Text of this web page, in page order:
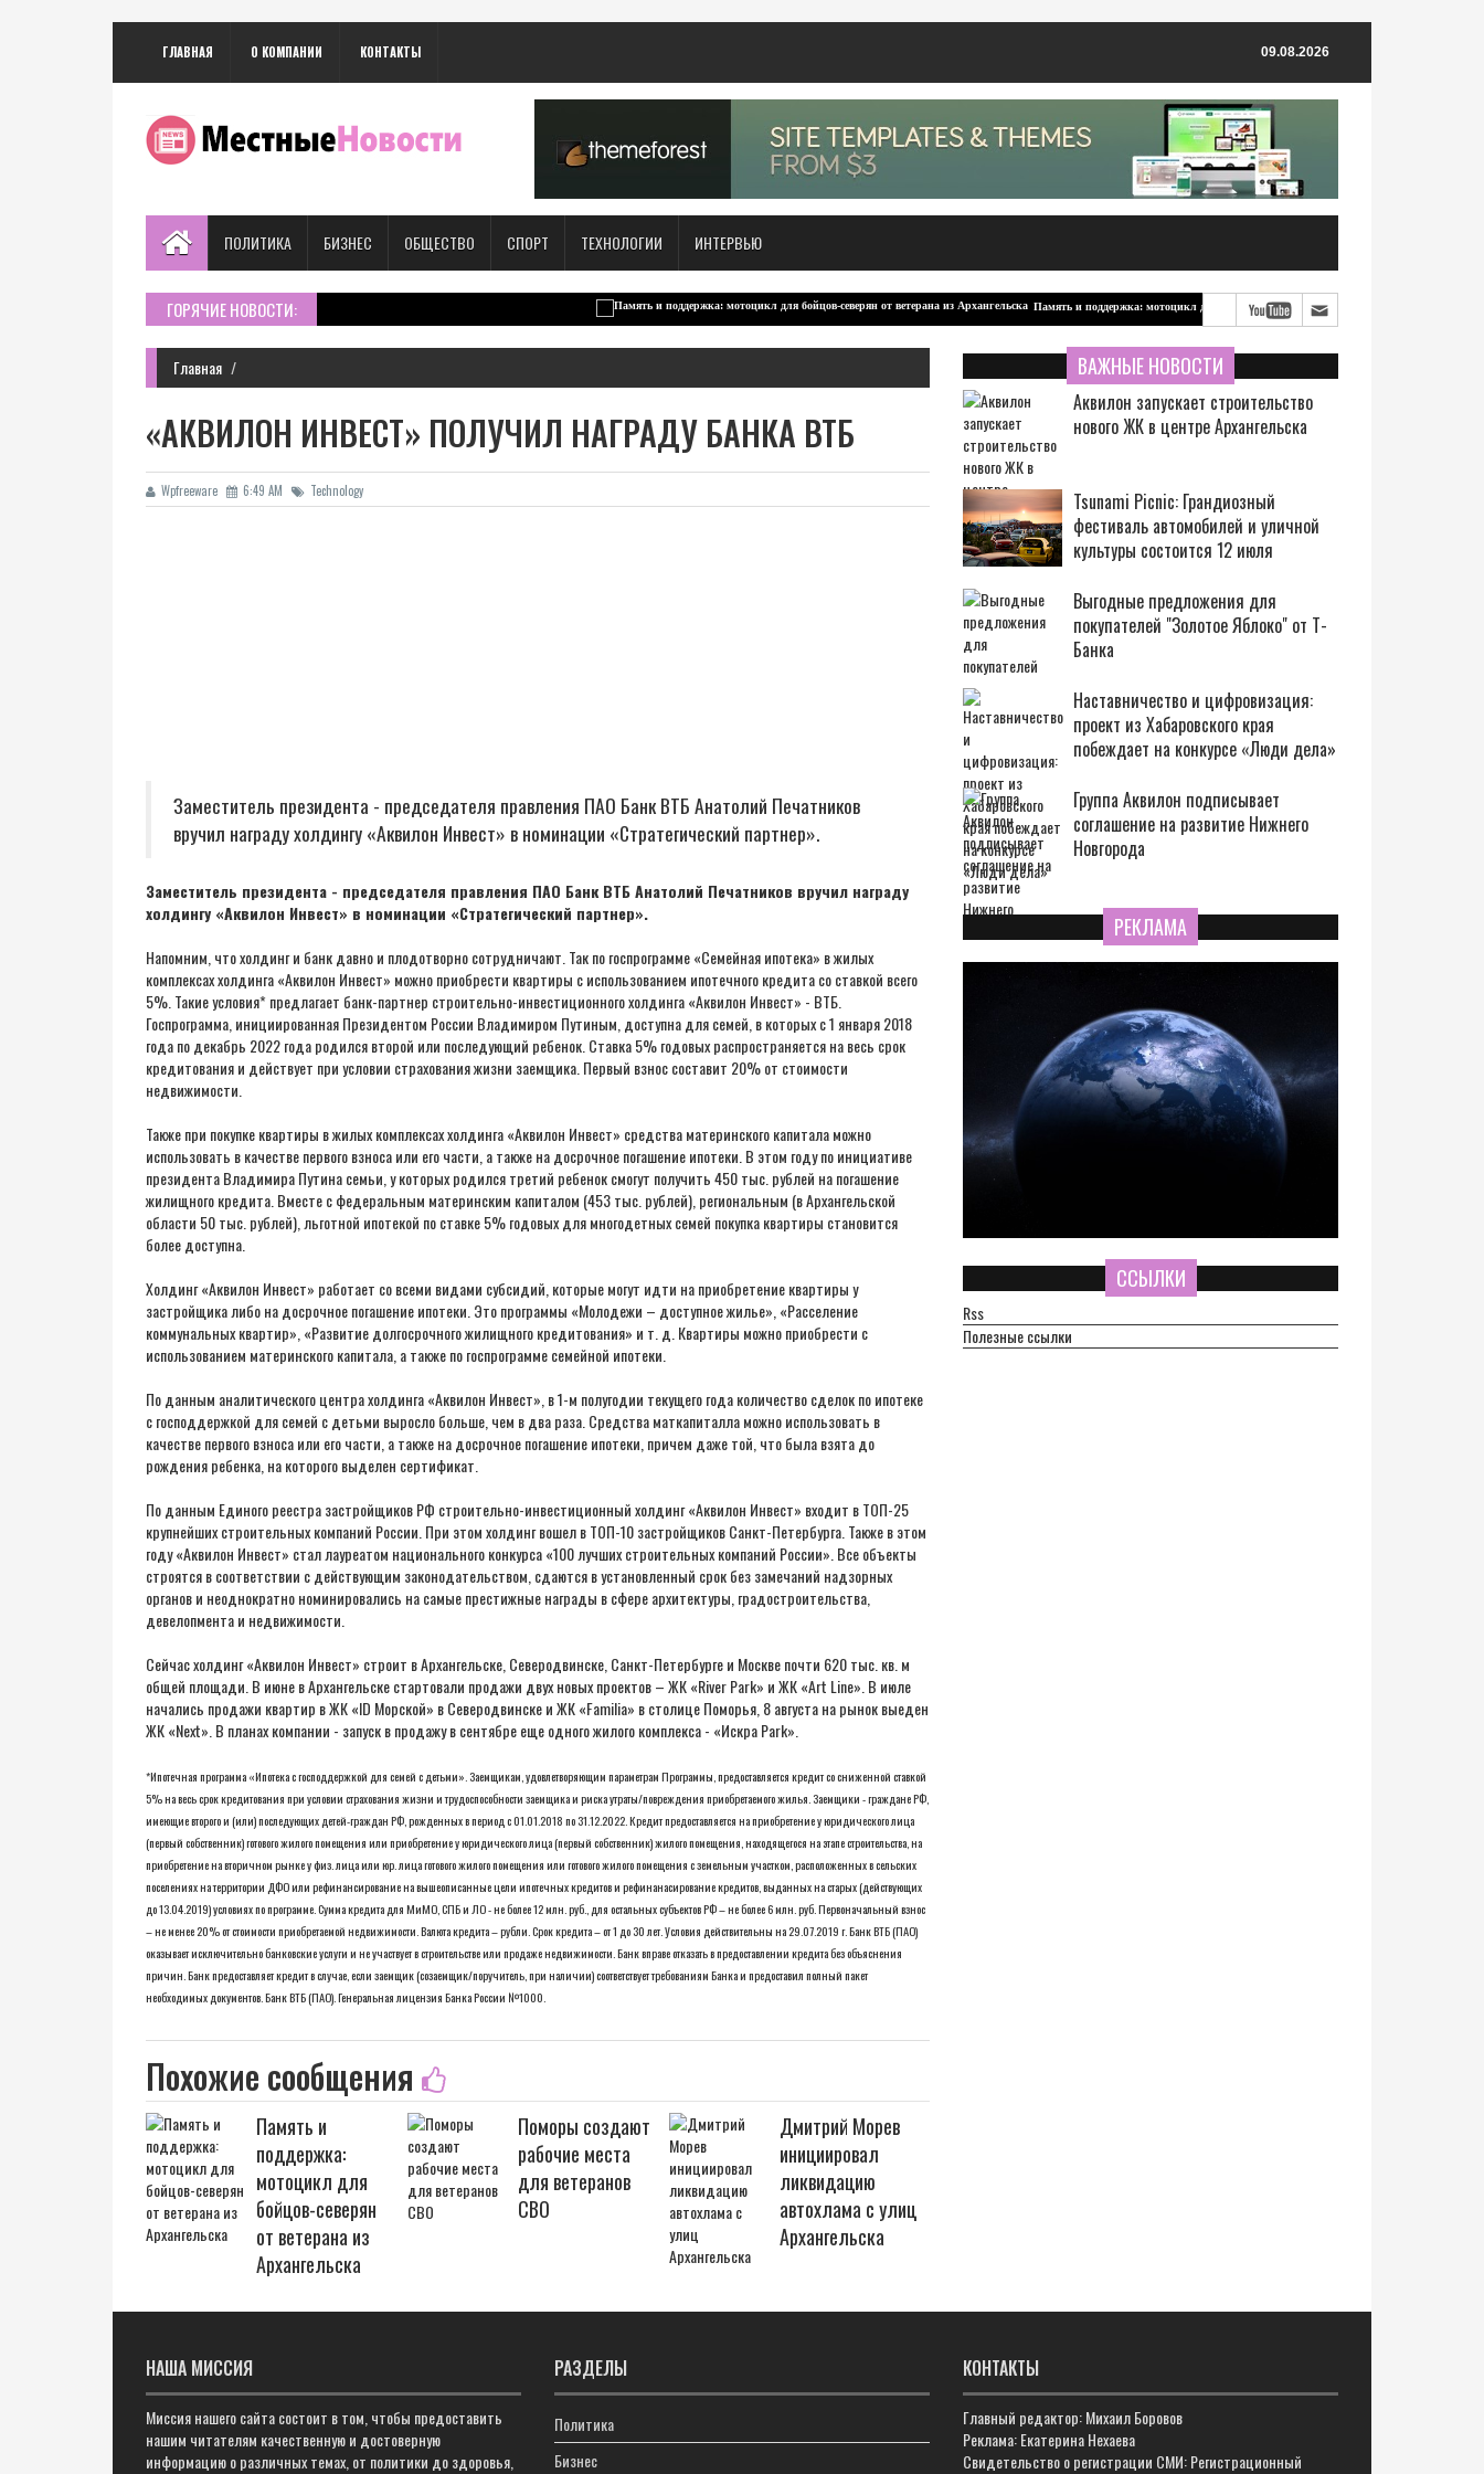
ГЛАВНАЯ О КОМПАНИИ КОНТАКТЫ 09.08.2026
ПОЛИТИКА БИЗНЕС ОБЩЕСТВО СПОРТ ТЕХНОЛОГИИ ИНТЕРВЬЮ
ГОРЯЧИЕ НОВОСТИ: Память и поддержка: мотоцикл для бойцов-северян от ветерана из Архангельска
Главная
«АКВИЛОН ИНВЕСТ» ПОЛУЧИЛ НАГРАДУ БАНКА ВТБ
Wpfreeware 6:49 AM Technology
Заместитель президента - председателя правления ПАО Банк ВТБ Анатолий Печатников
вручил награду холдингу «Аквилон Инвест» в номинации «Стратегический партнер».
Заместитель президента - председателя правления ПАО Банк ВТБ Анатолий Печатников вручил награду
холдингу «Аквилон Инвест» в номинации «Стратегический партнер».
Напомним, что холдинг и банк давно и плодотворно сотрудничают. Так по госпрограмме «Семейная ипотека» в жилых
комплексах холдинга «Аквилон Инвест» можно приобрести квартиры с использованием ипотечного кредита со ставкой всего
5%. Такие условия* предлагает банк-партнер строительно-инвестиционного холдинга «Аквилон Инвест» - ВТБ.
Госпрограмма, инициированная Президентом России Владимиром Путиным, доступна для семей, в которых с 1 января 2018
года по декабрь 2022 года родился второй или последующий ребенок. Ставка 5% годовых распространяется на весь срок
кредитования и действует при условии страхования жизни заемщика. Первый взнос составит 20% от стоимости
недвижимости.
Также при покупке квартиры в жилых комплексах холдинга «Аквилон Инвест» средства материнского капитала можно
использовать в качестве первого взноса или его части, а также на досрочное погашение ипотеки. В этом году по инициативе
президента Владимира Путина семьи, у которых родился третий ребенок смогут получить 450 тыс. рублей на погашение
жилищного кредита. Вместе с федеральным материнским капиталом (453 тыс. рублей), региональным (в Архангельской
области 50 тыс. рублей), льготной ипотекой по ставке 5% годовых для многодетных семей покупка квартиры становится
более доступна.
Холдинг «Аквилон Инвест» работает со всеми видами субсидий, которые могут идти на приобретение квартиры у
застройщика либо на досрочное погашение ипотеки. Это программы «Молодежи – доступное жилье», «Расселение
коммунальных квартир», «Развитие долгосрочного жилищного кредитования» и т. д. Квартиры можно приобрести с
использованием материнского капитала, а также по госпрограмме семейной ипотеки.
По данным аналитического центра холдинга «Аквилон Инвест», в 1-м полугодии текущего года количество сделок по ипотеке
с господдержкой для семей с детьми выросло больше, чем в два раза. Средства маткапиталла можно использовать в
качестве первого взноса или его части, а также на досрочное погашение ипотеки, причем даже той, что была взята до
рождения ребенка, на которого выделен сертификат.
По данным Единого реестра застройщиков РФ строительно-инвестиционный холдинг «Аквилон Инвест» входит в ТОП-25
крупнейших строительных компаний России. При этом холдинг вошел в ТОП-10 застройщиков Санкт-Петербурга. Также в этом
году «Аквилон Инвест» стал лауреатом национального конкурса «100 лучших строительных компаний России». Все объекты
строятся в соответствии с действующим законодательством, сдаются в установленный срок без замечаний надзорных
органов и неоднократно номинировались на самые престижные награды в сфере архитектуры, градостроительства,
девелопмента и недвижимости.
Сейчас холдинг «Аквилон Инвест» строит в Архангельске, Северодвинске, Санкт-Петербурге и Москве почти 620 тыс. кв. м
общей площади. В июне в Архангельске стартовали продажи двух новых проектов – ЖК «River Park» и ЖК «Art Line». В июле
начались продажи квартир в ЖК «ID Морской» в Северодвинске и ЖК «Familia» в столице Поморья, 8 августа на рынок выеден
ЖК «Next». В планах компании - запуск в продажу в сентябре еще одного жилого комплекса - «Искра Park».
*Ипотечная программа «Ипотека с господдержкой для семей с детьми». Заемщикам, удовлетворяющим параметрам Программы, предоставляется кредит со сниженной ставкой
5% на весь срок кредитования при условии страхования жизни и трудоспособности заемщика и риска утраты/повреждения приобретаемого жилья. Заемщики - граждане РФ,
имеющие второго и (или) последующих детей-граждан РФ, рожденных в период с 01.01.2018 по 31.12.2022. Кредит предоставляется на приобретение у юридического лица
(первый собственник) готового жилого помещения или приобретение у юридического лица (первый собственник) жилого помещения, находящегося на этапе строительства, на
приобретение на вторичном рынке у физ. лица или юр. лица готового жилого помещения или готового жилого помещения с земельным участком, расположенных в сельских
поселениях на территории ДФО или рефинансирование на вышеописанные цели ипотечных кредитов и рефинанасирование кредитов, выданных на старых (действующих
до 13.04.2019) условиях по программе. Сумма кредита для МиМО, СПБ и ЛО - не более 12 млн. руб., для остальных субъектов РФ – не более 6 млн. руб. Первоначальный взнос
– не менее 20% от стоимости приобретаемой недвижимости. Валюта кредита – рубли. Срок кредита – от 1 до 30 лет. Условия действительны на 29.07.2019 г. Банк ВТБ (ПАО)
оказывает исключительно банковские услуги и не участвует в строительстве или продаже недвижимости. Банк вправе отказать в предоставлении кредита без объяснения
причин. Банк предоставляет кредит в случае, если заемщик (созаемщик/поручитель, при наличии) соответствует требованиям Банка и предоставил полный пакет
необходимых документов. Банк ВТБ (ПАО). Генеральная лицензия Банка России №1000.
Похожие сообщения
Память и
поддержка:
мотоцикл для
бойцов-северян
от ветерана из
Архангельска
Поморы создают
рабочие места
для ветеранов
СВО
Дмитрий Морев
инициировал
ликвидацию
автохлама с улиц
Архангельска
ВАЖНЫЕ НОВОСТИ
Аквилон запускает строительство
нового ЖК в центре Архангельска
Tsunami Picnic: Грандиозный
фестиваль автомобилей и уличной
культуры состоится 12 июля
Выгодные предложения для
покупателей "Золотое Яблоко" от Т-
Банка
Наставничество и цифровизация:
проект из Хабаровского края
побеждает на конкурсе «Люди дела»
Группа Аквилон подписывает
соглашение на развитие Нижнего
Новгорода
РЕКЛАМА
ССЫЛКИ
Rss
Полезные ссылки
НАША МИССИЯ
Миссия нашего сайта состоит в том, чтобы предоставить
нашим читателям качественную и достоверную
информацию о различных темах, от политики до здоровья,
РАЗДЕЛЫ
Политика
Бизнес
КОНТАКТЫ
Главный редактор: Михаил Боровов
Реклама: Екатерина Нехаева
Свидетельство о регистрации СМИ: Регистрационный